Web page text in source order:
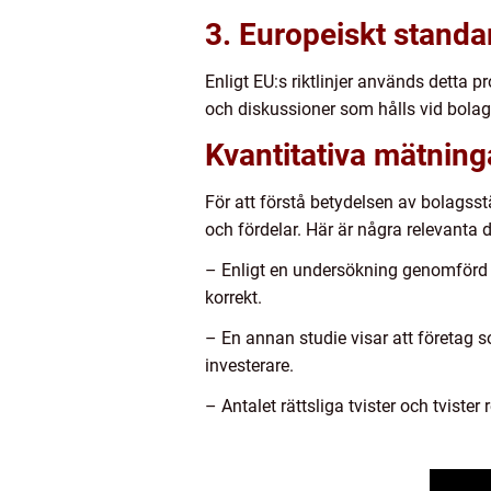
3. Europeiskt
Enligt EU:s riktlinjer används detta
och diskussioner som hålls vid
Kvantitativa
För att förstå betydelsen av
och fördelar. Här är några relevanta
– Enligt en undersökning
korrekt.
– En annan studie visar att företag
investerare.
– Antalet rättsliga tvister och tvister